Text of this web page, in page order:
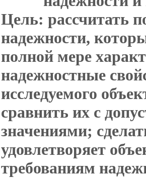
Цель: рассчитать
надежности,
полной мере
надежностные
исследуемого
сравнить их с
значениями;
удовлетворяет
требованиям